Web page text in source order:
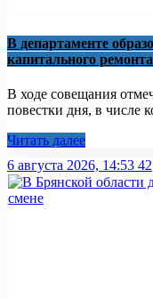
В департаменте
капитального
В ходе совещания
повестки дня, в числе
Читать далее
6 августа 2026, 14:53 42